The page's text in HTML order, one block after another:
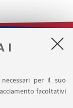
I
per il suo
facoltativi